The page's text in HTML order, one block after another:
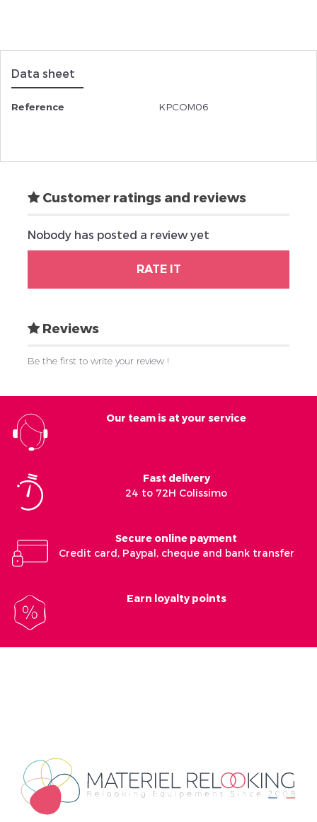
Data sheet
Reference KPCOM06
Customer ratings and reviews
Nobody has posted a review yet
RATE IT
Reviews
Be the first to write your review !
Our team is at your service
Fast delivery
24 to 72H Colissimo
Secure online payment
Credit card, Paypal, cheque and bank transfer
Earn loyalty points